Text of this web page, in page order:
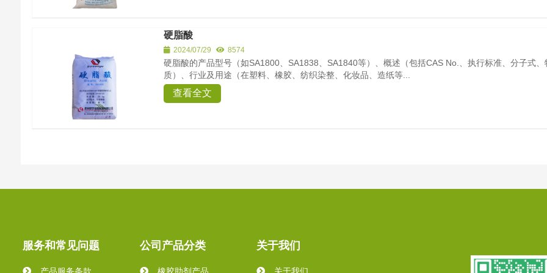
硬脂酸
2024/07/29 8574
硬脂酸的产品型号（如SA1800、SA1838、SA1840等）、概述（包括CAS No.、执行标准、分子式、
质）、行业及用途（在塑料、橡胶、纺织染整、化妆品、造纸等...
查看全文
服务和常见问题 公司产品分类 关于我们